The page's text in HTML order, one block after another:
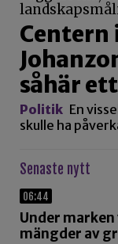
Centern
såhär
Politik En
skulle ha
Senaste nytt
06:44
Under
mängder av